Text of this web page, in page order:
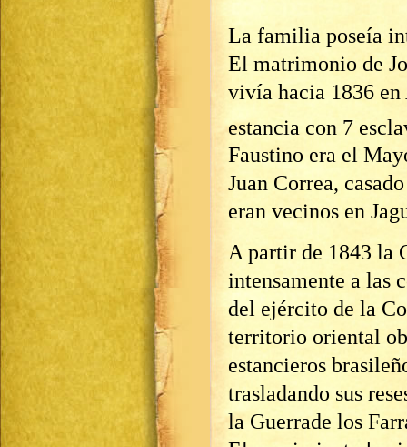
La familia poseía
El matrimonio de
vivía hacia 1836 en
estancia con 7
Faustino era el
Juan Correa,
eran vecinos en
A partir de 1843 la
intensamente a las
del ejército de la
territorio oriental
estancieros
trasladando sus
la Guerrade los